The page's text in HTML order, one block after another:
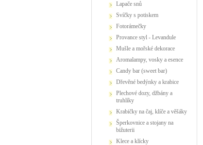
Lapače snů
Svíčky s potiskem
Fotorámečky
Provance styl - Levandule
Mušle a mořské dekorace
Aromalampy, vosky a esence
Candy bar (sweet bar)
Dřevěné bedýnky a krabice
Plechové dozy, džbány a
truhlíky
Krabičky na čaj, klíče a věšáky
Šperkovnice a stojany na
bižuterii
Klece a klícky